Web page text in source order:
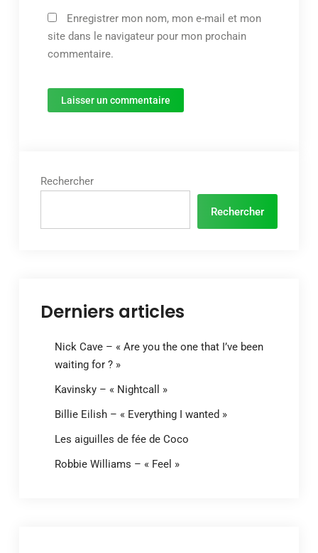
Enregistrer mon nom, mon e-mail et mon
site dans le navigateur pour mon prochain
commentaire.
Rechercher
Rechercher
Derniers articles
Nick Cave – « Are you the one that I’ve been
waiting for ? »
Kavinsky – « Nightcall »
Billie Eilish – « Everything I wanted »
Les aiguilles de fée de Coco
Robbie Williams – « Feel »